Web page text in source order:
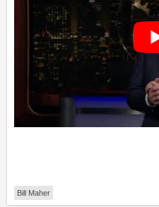
Bill Maher